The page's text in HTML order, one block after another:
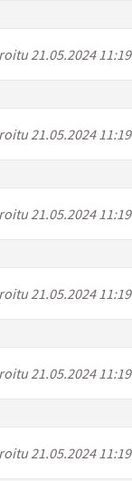
21.05.2024 11:19
21.05.2024 11:19
21.05.2024 11:19
21.05.2024 11:19
21.05.2024 11:19
21.05.2024 11:19